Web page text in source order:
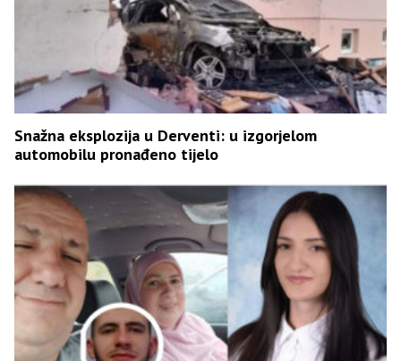
Snažna eksplozija u Derventi: u izgorjelom
automobilu pronađeno tijelo